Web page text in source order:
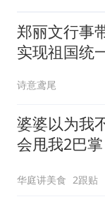
郑丽文行事
实现祖国统
诗意鸢尾
婆婆以为我
会甩我2巴
华庭讲美食 2跟贴